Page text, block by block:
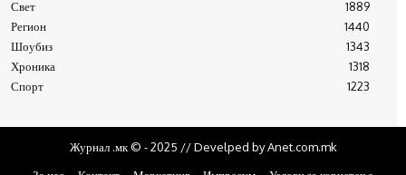
Свет
1889
Регион
1440
Шоубиз
1343
Хроника
1318
Спорт
1223
Журнал .мк © - 2025 // Develped by Anet.com.mk